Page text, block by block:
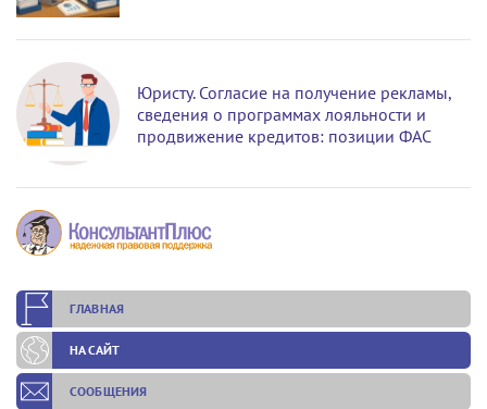
Юристу. Согласие на получение рекламы,
сведения о программах лояльности и
продвижение кредитов: позиции ФАС
ГЛАВНАЯ
НА САЙТ
СООБЩЕНИЯ